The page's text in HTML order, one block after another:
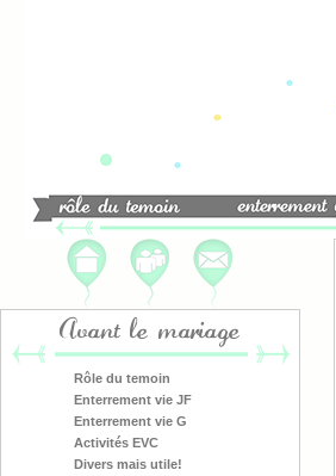
Avant le mariage
Rôle du temoin
Enterrement vie JF
Enterrement vie G
Activités EVC
Divers mais utile!